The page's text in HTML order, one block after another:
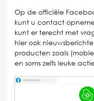
Op de officiële
kunt u contact
kunt er terecht met
hier ook
producten zoals
en soms zelfs leuke